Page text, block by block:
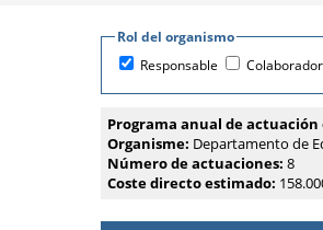
Rol del organismo
Responsable
Colaborador
Programa anual de
Organisme: Departamento de
Número de actuaciones: 8
Coste directo estimado: